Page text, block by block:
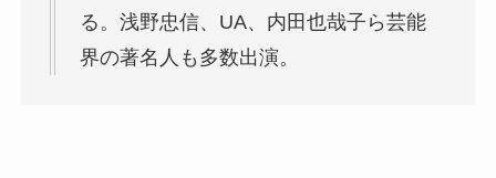
る。浅野忠信、UA、内田也哉子ら芸能
界の著名人も多数出演。